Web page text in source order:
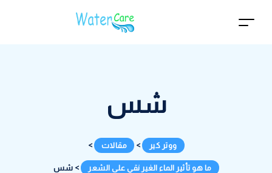
شس
ووتر كير > مقالات >
ما هو تأثير الماء الغير نقي على الشعر > شس